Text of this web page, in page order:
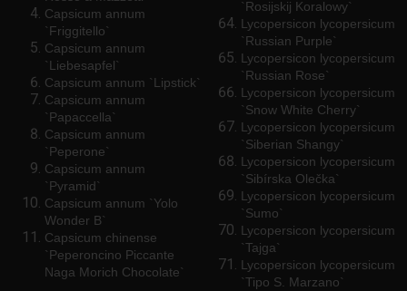
Capsicum annum
`Friggitello`
Capsicum annum
`Liebesapfel`
Capsicum annum `Lipstick`
Capsicum annum
`Papaccella`
Capsicum annum
`Peperone`
Capsicum annum
`Pyramid`
Capsicum annum `Yolo
Wonder B`
Capsicum chinense
`Peperoncino Piccante
Naga Morich Chocolate`
`Rosijskij Koralowy`
Lycopersicon lycopersicum
`Russian Purple`
Lycopersicon lycopersicum
`Russian Rose`
Lycopersicon lycopersicum
`Snow White Cherry`
Lycopersicon lycopersicum
`Siberian Shangy`
Lycopersicon lycopersicum
`Sibírska Olečka`
Lycopersicon lycopersicum
`Sumo`
Lycopersicon lycopersicum
`Tajga`
Lycopersicon lycopersicum
`Tipo S. Marzano`